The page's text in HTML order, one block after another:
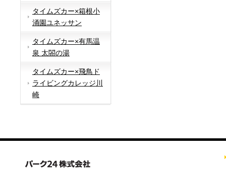
タイムズカー×箱根小
涌園ユネッサン
タイムズカー×有馬温
泉 太閤の湯
タイムズカー×飛鳥ド
ライビングカレッジ川
崎